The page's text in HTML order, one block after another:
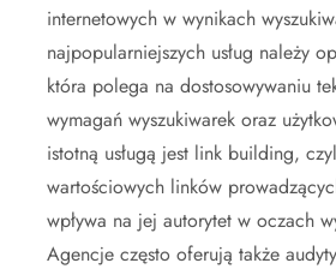
internetowych w wynikach
najpopularniejszych usług należy
która polega na dostosowywaniu
wymagań wyszukiwarek oraz
istotną usługą jest link building,
wartościowych linków
wpływa na jej autorytet w oczach
Agencje często oferują także